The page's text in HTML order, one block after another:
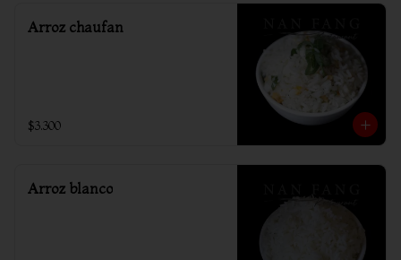
Arroz chaufan
$3.300
Arroz blanco